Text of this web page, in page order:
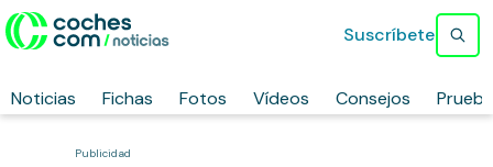
Noticias Fichas Fotos Vídeos Consejos
Suscríbete
Publicidad